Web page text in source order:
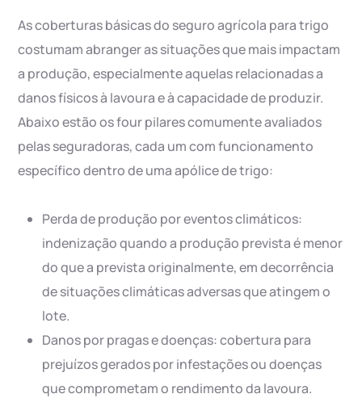
As coberturas básicas do seguro agrícola para trigo
costumam abranger as situações que mais impactam
a produção, especialmente aquelas relacionadas a
danos físicos à lavoura e à capacidade de produzir.
Abaixo estão os four pilares comumente avaliados
pelas seguradoras, cada um com funcionamento
específico dentro de uma apólice de trigo:
Perda de produção por eventos climáticos:
indenização quando a produção prevista é menor
do que a prevista originalmente, em decorrência
de situações climáticas adversas que atingem o
lote.
Danos por pragas e doenças: cobertura para
prejuízos gerados por infestações ou doenças
que comprometam o rendimento da lavoura.